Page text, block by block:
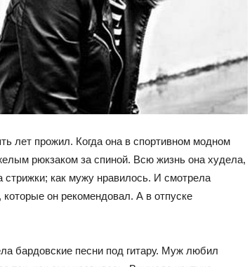
лет прожил. Когда она в спортивном модном
рюкзаком за спиной. Всю жизнь она худела,
стрижки; как мужу нравилось. И смотрела
он рекомендовал. А в отпуске
бардовские песни под гитару. Муж любил